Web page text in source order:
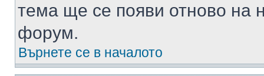
тема ще се появи отново на
форум.
Върнете се в началото